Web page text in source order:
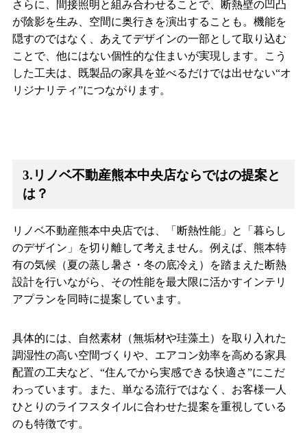
さらに、間接照明と組み合わせることで、断熱壁の凹凸
が陰影を生み、空間に奥行きを演出することも。機能を
隠すのではなく、あえてデザインの一部として取り込む
ことで、他にはない個性的な住まいが実現します。こう
した工夫は、既製品の家具を並べるだけでは出せない“オ
リジナリティ”につながります。
3.リノベ不動産熊本中央店ならではの提案と
は？
リノベ不動産熊本中央店では、「断熱性能」と「暮らし
のデザイン」を切り離して考えません。例えば、熊本特
有の気候（夏の蒸し暑さ・冬の底冷え）を踏まえた断熱
設計を行いながら、その性能を最大限に活かすインテリ
アプランを同時に提案しています。
具体的には、自然素材（無垢材や珪藻土）を取り入れた
調湿性の高い空間づくりや、エアコン効率を高める家具
配置の工夫など、“住んでから実感できる快適さ”にこだ
わっています。また、単なる流行ではなく、お客様一人
ひとりのライフスタイルに合わせた提案を重視している
のも特徴です。